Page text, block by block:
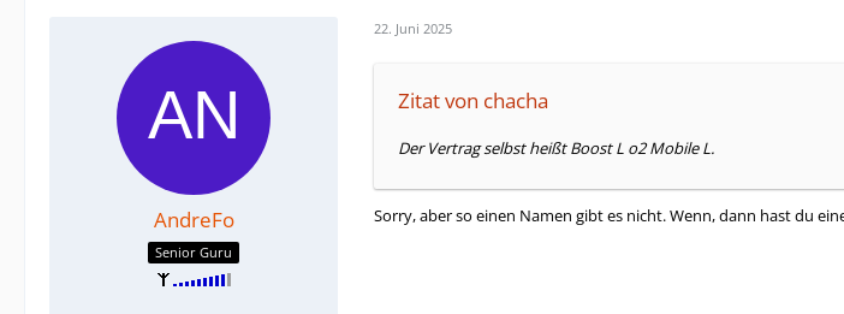
AndreFo
Senior Guru
22. Juni 2025
Zitat von chacha
Der Vertrag selbst heißt Boost L o2 Mobile L.
Sorry, aber so einen Namen gibt es nicht. Wenn, dann hast du